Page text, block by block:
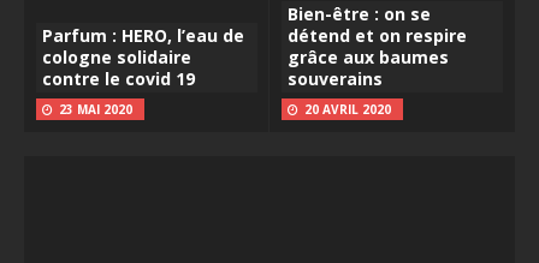
Parfum : HERO, l’eau de
cologne solidaire
contre le covid 19
23 MAI 2020
Bien-être : on se
détend et on respire
grâce aux baumes
souverains
20 AVRIL 2020